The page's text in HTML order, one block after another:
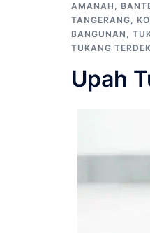
AMANAH ,
TANGERANG,
BANGUNAN ,
TUKANG
Upah